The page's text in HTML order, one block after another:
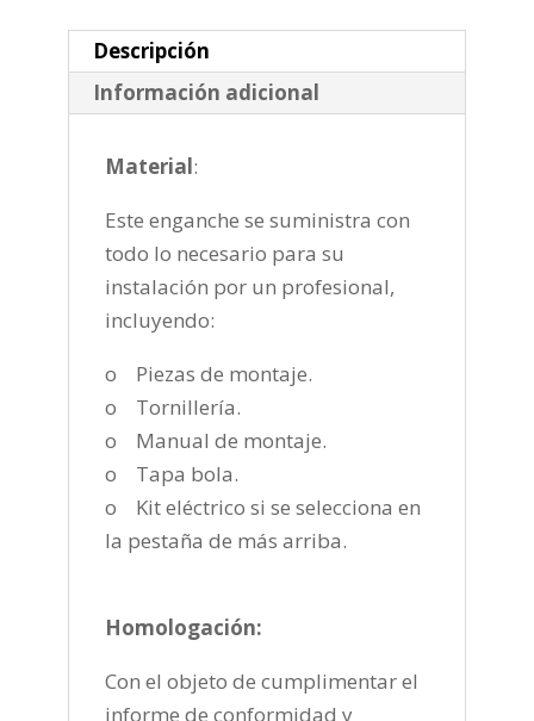
2020
cantidad
Descripción
Información adicional
Material:
Este enganche se suministra con
todo lo necesario para su
instalación por un profesional,
incluyendo:
o Piezas de montaje.
o Tornillería.
o Manual de montaje.
o Tapa bola.
o Kit eléctrico si se selecciona en
la pestaña de más arriba.
Homologación:
Con el objeto de cumplimentar el
informe de conformidad y